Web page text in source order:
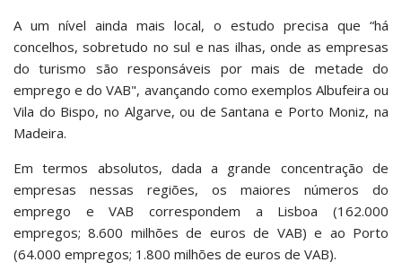
A um nível ainda mais local, o estudo precisa que “há
concelhos, sobretudo no sul e nas ilhas, onde as empresas
do turismo são responsáveis por mais de metade do
emprego e do VAB", avançando como exemplos Albufeira ou
Vila do Bispo, no Algarve, ou de Santana e Porto Moniz, na
Madeira.
Em termos absolutos, dada a grande concentração de
empresas nessas regiões, os maiores números do
emprego e VAB correspondem a Lisboa (162.000
empregos; 8.600 milhões de euros de VAB) e ao Porto
(64.000 empregos; 1.800 milhões de euros de VAB).